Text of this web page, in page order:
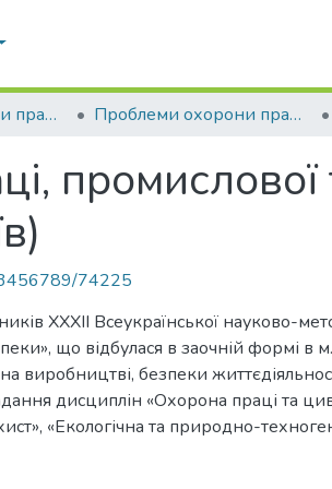
Проблеми охорони праці, промислової та цивільної безпеки Проблеми охорони праці, промислової та цивільної безпеки (32 ; 2025 ; Київ)
промислової
74225
ХХХІІ Всеукраїнської науково-
що відбулася в заочній формі
безпеки
дисциплін «Охорона праці та
«Екологічна та природно-